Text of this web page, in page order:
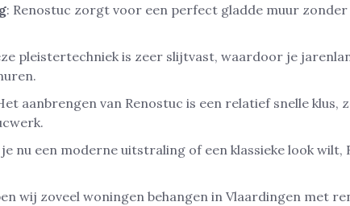
: Renostuc zorgt voor een perfect gladde muur
pleistertechniek is zeer slijtvast, waardoor je
aanbrengen van Renostuc is een relatief snelle klus,
je nu een moderne uitstraling of een klassieke look
wij zoveel woningen behangen in Vlaardingen met